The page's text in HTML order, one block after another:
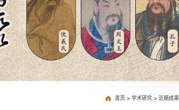
首页 > 学术研究 > 近期成果